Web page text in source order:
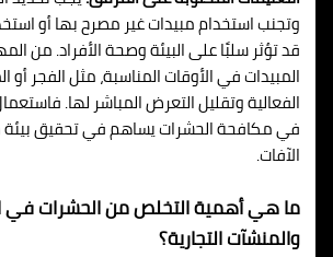
وتجنب استخدام مبيدات غير مصرح بها أو
قد تؤثر سلبًا على البيئة وصحة الأفراد. من
المبيدات في الأوقات المناسبة، مثل الفجر أو
الفعالية وتقليل التعرض المباشر لها.
في مكافحة الحشرات يساهم في تحقيق بيئة
الآفات.
ما هي أهمية التخلص من الحشرات في
والمنشآت التجارية؟